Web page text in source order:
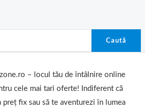
Caută
– locul tău de întâlnire online
cele mai tari oferte! Indiferent că
preț fix sau să te aventurezi în lumea